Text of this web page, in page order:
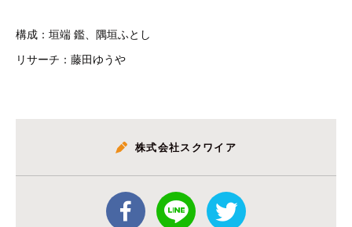
構成：垣端 鑑、隅垣ふとし
リサーチ：藤田ゆうや
株式会社スクワイア